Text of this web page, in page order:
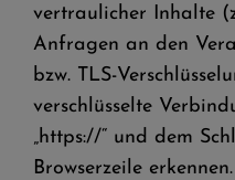
vertraulicher Inhalte
Anfragen an den
bzw. TLS-
verschlüsselte
„https://“ und dem
Browserzeile erkennen.